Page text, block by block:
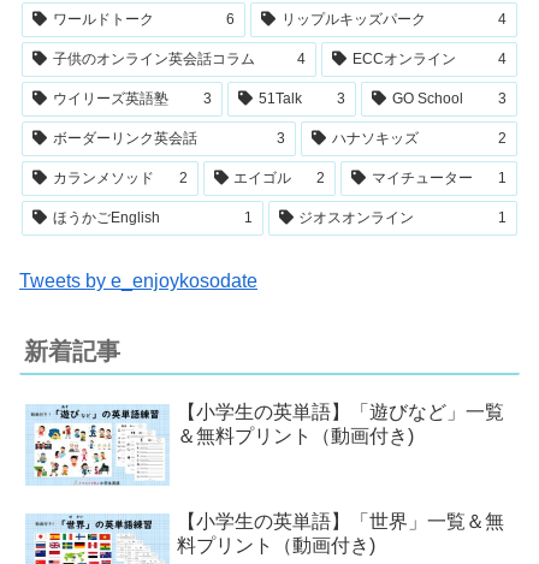
ワールドトーク 6 リップルキッズパーク 4
子供のオンライン英会話コラム 4 ECCオンライン 4
ウイリーズ英語塾 3 51Talk 3 GO School 3
ボーダーリンク英会話 3 ハナソキッズ 2
カランメソッド 2 エイゴル 2 マイチューター 1
ほうかごEnglish 1 ジオスオンライン 1
Tweets by e_enjoykosodate
新着記事
【小学生の英単語】「遊びなど」一覧
＆無料プリント（動画付き)
【小学生の英単語】「世界」一覧＆無
料プリント（動画付き)